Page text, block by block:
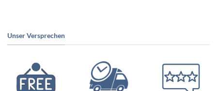
Unser Versprechen